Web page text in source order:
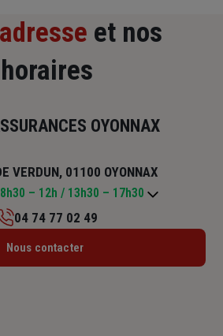
et nos
horaires
OYONNAX
VERDUN, 01100 OYONNAX
Ouvert 08h30 – 12h / 13h30 – 17h30
08h30 – 12h / 13h30 – 18h
04 74 77 02 49
Nous contacter